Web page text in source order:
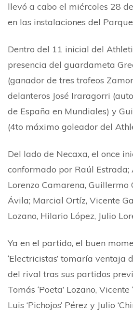
llevó a cabo el miércoles 28
en las instalaciones del
Dentro del 11 inicial del
presencia del guardameta
(ganador de tres trofeos
delanteros José Iraragorri
de España en Mundiales) y
(4to máximo goleador del
Del lado de Necaxa, el once
conformado por Raúl Estrada;
Lorenzo Camarena, Guillermo
Ávila; Marcial Ortíz, Vicente
Lozano, Hilario López, Julio
Ya en el partido, el buen
‘Electricistas’ tomaría ventaja
del rival tras sus partidos
Tomás ‘Poeta’ Lozano, Vicente
Luis ‘Pichojos’ Pérez y Julio